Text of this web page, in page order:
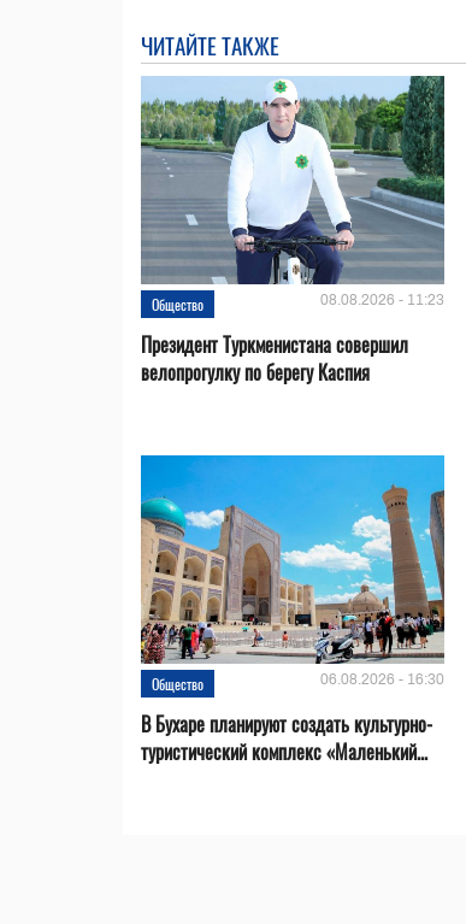
ЧИТАЙТЕ ТАКЖЕ
Общество 08.08.2026 - 11:23
Президент Туркменистана совершил
велопрогулку по берегу Каспия
Общество 06.08.2026 - 16:30
В Бухаре планируют создать культурно-
туристический комплекс «Маленький...